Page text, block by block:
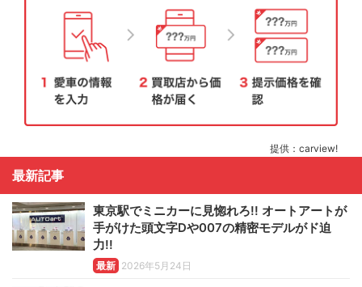
提供：carview!
最新記事
東京駅でミニカーに見惚れろ!! オートアートが
手がけた頭文字Dや007の精密モデルがド迫
力!!
最新 2026年5月24日